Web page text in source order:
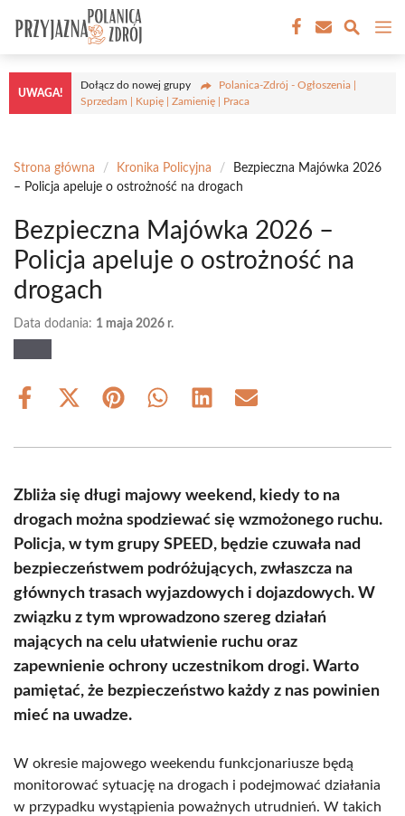
treści
UWAGA!
Dołącz do nowej grupy
Polanica-Zdrój - Ogłoszenia |
Sprzedam | Kupię | Zamienię | Praca
Strona główna / Kronika Policyjna /
Bezpieczna Majówka 2026
– Policja apeluje o ostrożność na drogach
Bezpieczna Majówka 2026 –
Policja apeluje o ostrożność na
drogach
Data dodania: 1 maja 2026 r.
Share
Share
(Twitter)
Share Share Share Share
Zbliża się długi majowy weekend, kiedy to na
drogach można spodziewać się wzmożonego ruchu.
Policja, w tym grupy SPEED, będzie czuwała nad
bezpieczeństwem podróżujących, zwłaszcza na
głównych trasach wyjazdowych i dojazdowych. W
związku z tym wprowadzono szereg działań
mających na celu ułatwienie ruchu oraz
zapewnienie ochrony uczestnikom drogi. Warto
pamiętać, że bezpieczeństwo każdy z nas powinien
mieć na uwadze.
W okresie majowego weekendu funkcjonariusze będą
monitorować sytuację na drogach i podejmować działania
w przypadku wystąpienia poważnych utrudnień. W takich